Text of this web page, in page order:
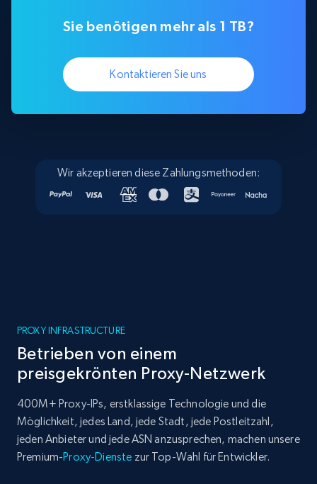
Sie benötigen mehr als 1 TB?
Kontaktieren Sie uns
Wir akzeptieren diese Zahlungsmethoden:
PROXY INFRASTRUCTURE
Betrieben von einem
preisgekrönten Proxy-Netzwerk
400M+ Proxy-IPs, erstklassige Technologie und die
Möglichkeit, jedes Land, jede Stadt, jede Postleitzahl,
jeden Anbieter und jede ASN anzusprechen, machen unsere
Premium-Proxy-Dienste zur Top-Wahl für Entwickler.